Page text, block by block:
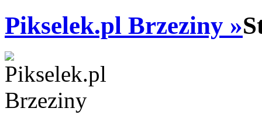
Pikselek.pl Brzeziny »